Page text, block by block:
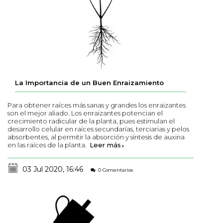
La Importancia de un Buen Enraizamiento
Para obtener raíces más sanas y grandes los enraizantes
son el mejor aliado. Los enraizantes potencian el
crecimiento radicular de la planta, pues estimulan el
desarrollo celular en raíces secundarías, terciarias y pelos
absorbentes, al permitir la absorción y síntesis de auxina
en las raíces de la planta. Leer más
03 Jul 2020, 16:46 0 Comentarios